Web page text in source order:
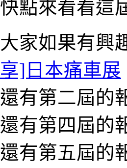
快點來看看這
大家如果有興
享]日本痛車展
還有第二屆的
還有第四屆的
還有第五屆的